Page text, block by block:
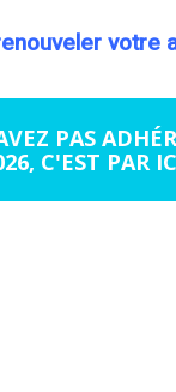
votre
PAS
C'EST PAR